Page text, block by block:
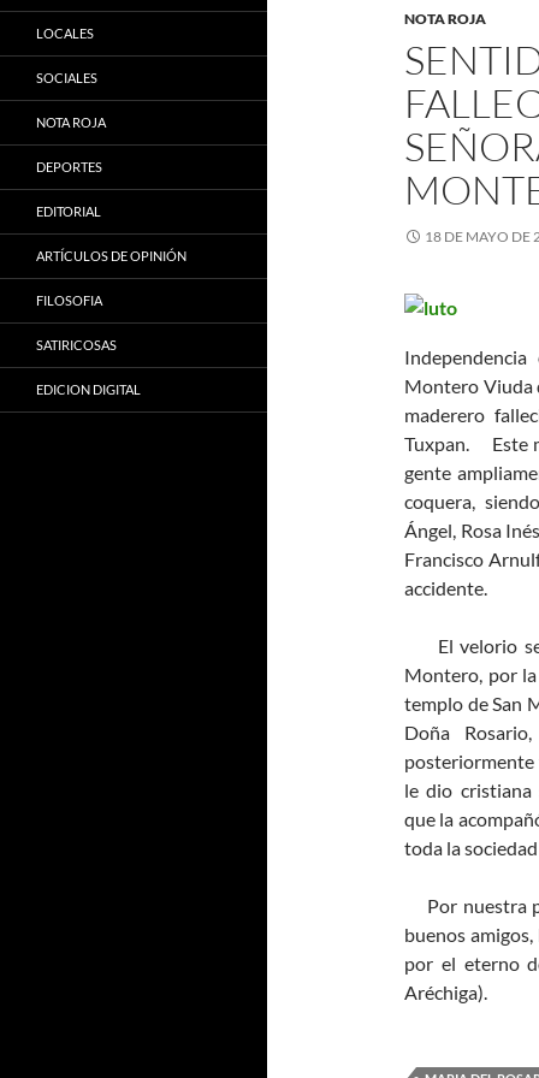
NOTA ROJA
18 DE MAYO DE
Montero Viuda
maderero
Tuxpan. Este
gente
coquera,
Ángel, Rosa
Francisco
accidente.
El velorio se
Montero, por
templo de San
Doña
posteriormente
le dio cristiana
que la
toda la
Por nuestra
buenos
por el eterno
Aréchiga).
LOCALES
SOCIALES
NOTA ROJA
DEPORTES
EDITORIAL
ARTÍCULOS DE OPINIÓN
FILOSOFIA
SATIRICOSAS
EDICION DIGITAL